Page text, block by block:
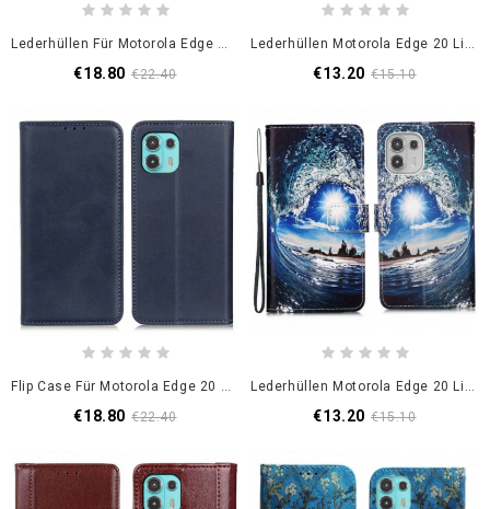
Lederhüllen Für Motorola Edge 20 Lite Glänzendes Spaltleder
€18.80 €22.40
Lederhüllen Motorola Edge 20 Lite Schmetterlinge Und Blumen Zeichnen
€13.20 €15.10
Flip Case Für Motorola Edge 20 Lite Spaltlederdesign
€18.80 €22.40
Lederhüllen Motorola Edge 20 Lite Liebe Die Welle
€13.20 €15.10